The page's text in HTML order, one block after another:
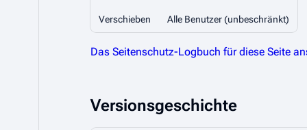
Verschieben Alle Benutzer (unbeschränkt)
Das Seitenschutz-Logbuch für diese Seite
Versionsgeschichte